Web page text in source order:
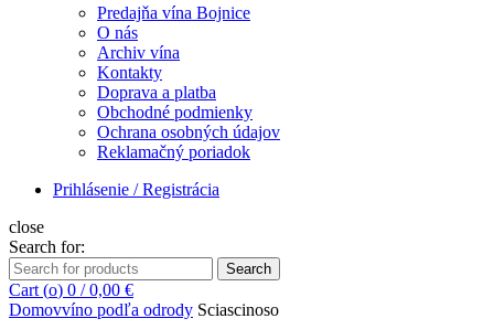
Predajňa vína Bojnice
O nás
Archiv vína
Kontakty
Doprava a platba
Obchodné podmienky
Ochrana osobných údajov
Reklamačný poriadok
Prihlásenie / Registrácia
close
Search for:
Search
Cart (o) 0 / 0,00 €
Domovvíno podľa odrody Sciascinoso